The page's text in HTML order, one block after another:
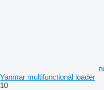
Yanmar multifunctional loader
10